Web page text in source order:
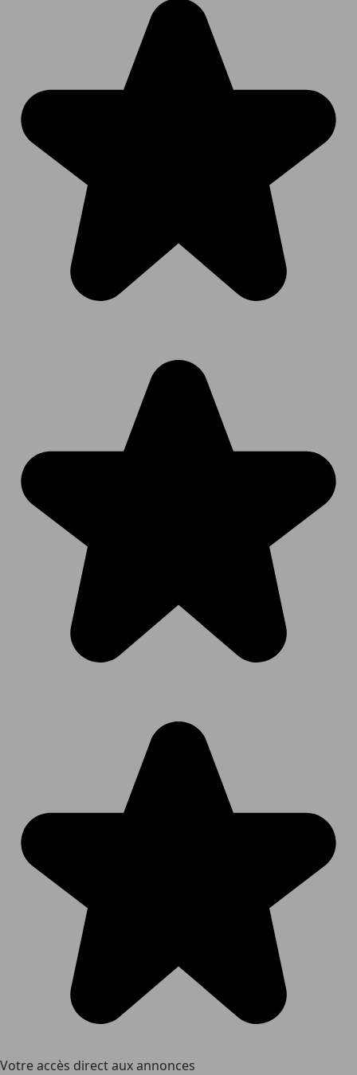
Votre accès direct aux annonces